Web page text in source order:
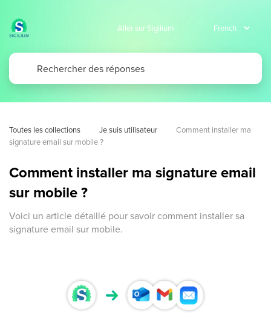
Aller sur Sigilium
Toutes les collections Je suis utilisateur
Comment installer ma
signature email sur mobile ?
Comment installer ma signature email
sur mobile ?
Voici un article détaillé pour savoir comment installer sa
signature email sur mobile.